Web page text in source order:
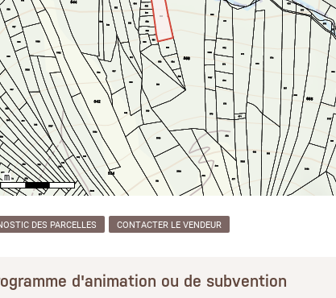
DES PARCELLES CONTACTER LE VENDEUR
d'animation ou de subvention